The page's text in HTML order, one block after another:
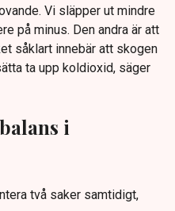
Vi släpper ut mindre
på minus. Den andra är att
såklart innebär att skogen
ta upp koldioxid, säger
i
två saker samtidigt,